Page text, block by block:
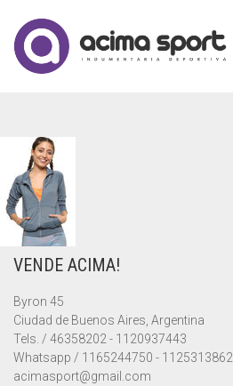
MUJER
ACCESORIOS
BABUCHAS
BUZOS
CALZAS
CALZA CHUPIN
CAMPERAS
HOMBRE
BABUCHAS
BERMUDAS
BUZOS
CAMPERAS
NIÑOS
BABUCHAS
BERMUDAS
BUZOS
UNIFORMES
MAYORISTAS
CONTACTO
VENDE ACIMA!
Byron 45
Ciudad de Buenos Aires, Argentina
Tels. / 46358202 - 1120937443
Whatsapp / 1165244750 - 1125313862
acimasport@gmail.com